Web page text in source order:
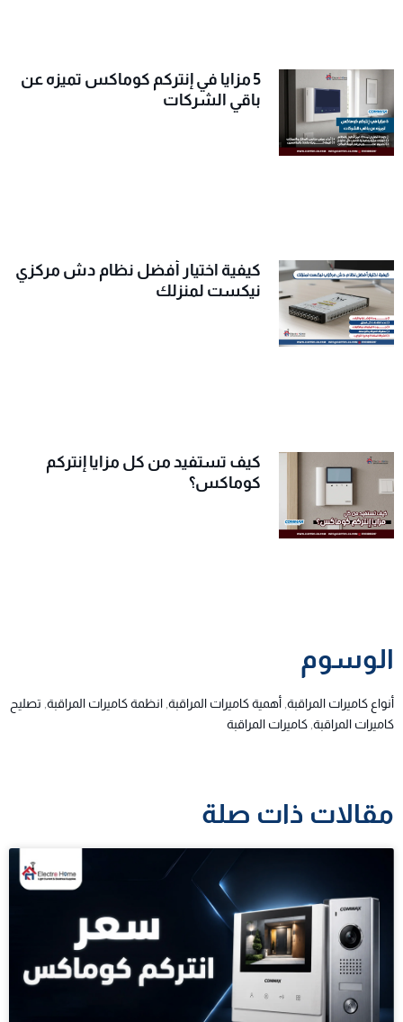
5 مزايا في إنتركم كوماكس تميزه عن
باقي الشركات
كيفية اختيار أفضل نظام دش مركزي
نيكست لمنزلك
كيف تستفيد من كل مزايا إنتركم
كوماكس؟
الوسوم
أنواع كاميرات المراقبة, أهمية كاميرات المراقبة, انظمة كاميرات المراقبة, تصليح
كاميرات المراقبة, كاميرات المراقبة
مقالات ذات صلة